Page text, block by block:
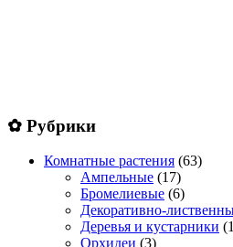
✿ Рубрики
Комнатные растения (63)
Ампельные (17)
Бромелиевые (6)
Декоративно-
Деревья и кустарники
Орхидеи (3)